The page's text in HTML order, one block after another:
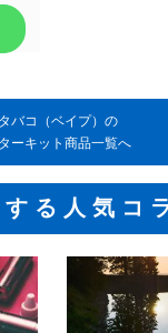
バコ（ベイプ）の
ーキット商品一覧へ
る人気コ